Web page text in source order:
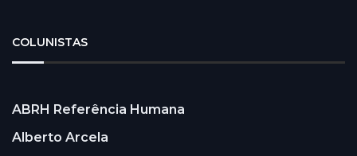
COLUNISTAS
ABRH Referência Humana
Alberto Arcela